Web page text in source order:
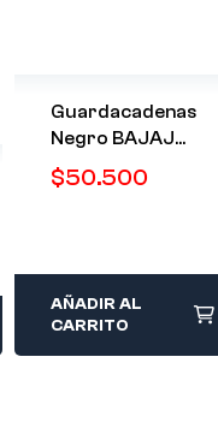
Guardacadenas
Negro BAJAJ
PULSAR NS 160
$50.500
AÑADIR AL
CARRITO